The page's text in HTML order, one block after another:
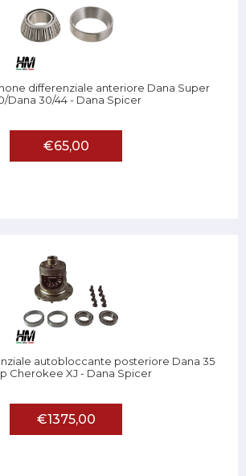
differenziale anteriore Dana Super
Dana 30/44 - Dana Spicer
€65,00
autobloccante posteriore Dana 35
Cherokee XJ - Dana Spicer
€1375,00